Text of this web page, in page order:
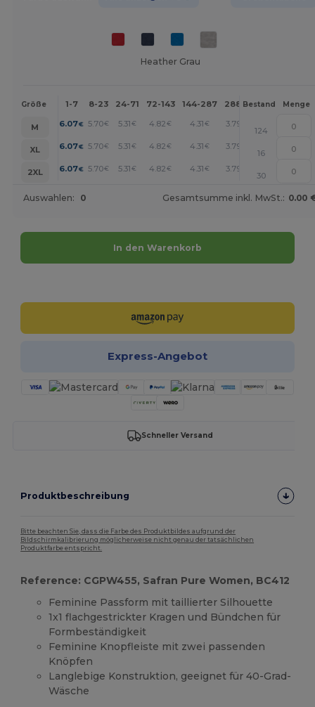
Heather Grau
Größe 1-7 8-23 24-71 72-143 144-287 288 + Mehr
Bestand Menge
M 6.07€ 5.70€ 5.31€ 4.82 € 4.31€ 3.79 +
124
XL
6.07€ 5.70€ 5.31€ 4.82 € 4.31€ 3.79 +
16
2XL
6.07€ 5.70€ 5.31€ 4.82 € 4.31€ 3.79 +
30
Auswahlen: 0 Gesamtsumme inkl. MwSt.: 0.00
In den Warenkorb
Express-Angebot
Schneller Versand
Produktbeschreibung
Bitte beachten Sie, dass die Farbe des Produktbildes aufgrund der
Bildschirmkalibrierung möglicherweise nicht genau der tatsächlichen
Produktfarbe entspricht.
Reference: CGPW455, Safran Pure Women, BC412
Feminine Passform mit taillierter Silhouette
1x1 flachgestrickter Kragen und Bündchen für
Formbeständigkeit
Feminine Knopfleiste mit zwei passenden
Knöpfen
Langlebige Konstruktion, geeignet für 40-Grad-
Wäsche